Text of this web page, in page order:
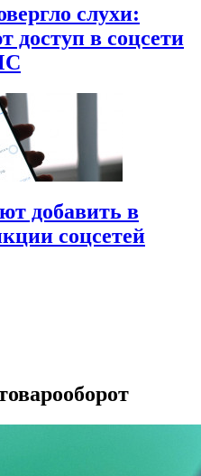
слухи:
доступ в соцсети
добавить в
соцсетей